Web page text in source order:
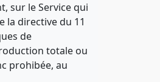
sur le Service qui
la directive du 11
de
totale ou
prohibée, au